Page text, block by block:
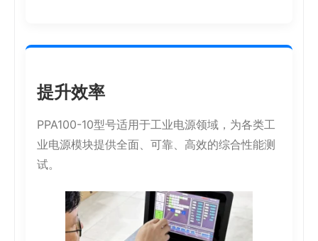
提升效率
PPA100-10型号适用于工业电源领域，为各类工
业电源模块提供全面、可靠、高效的综合性能测
试。